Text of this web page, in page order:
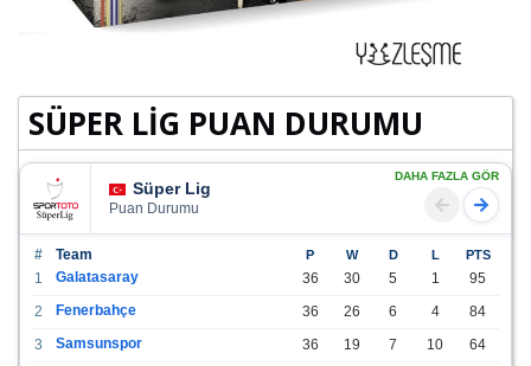
SÜPER LİG PUAN DURUMU
Süper Lig
Puan Durumu
DAHA FAZLA GÖR
# Team P W D L PTS
1 Galatasaray 36 30 5 1
95
2
Fenerbahçe 36 26 6 4
84
3
Samsunspor 36 19 7 10
64